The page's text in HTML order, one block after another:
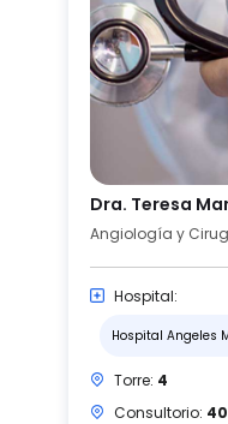
Dra. Teresa
Angiología y
Hospital:
Hospital Angeles
Torre: 4
Consultorio: